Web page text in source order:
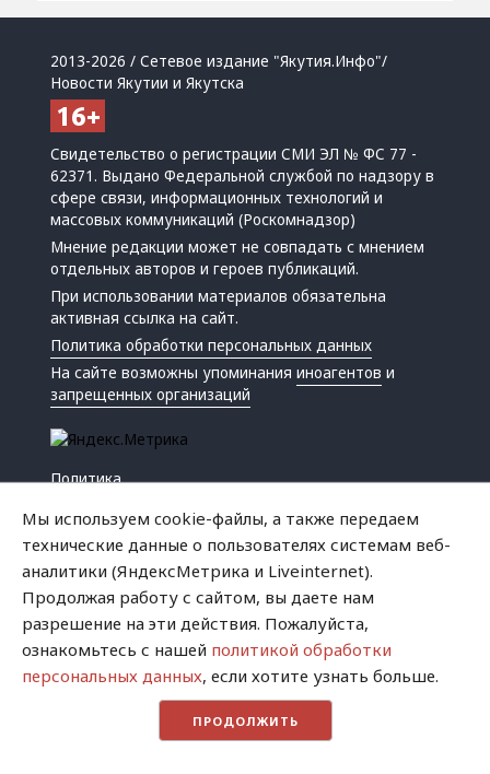
2013-2026 / Сетевое издание "Якутия.Инфо"/
Новости Якутии и Якутска
Свидетельство о регистрации СМИ ЭЛ № ФС 77 -
62371. Выдано Федеральной службой по надзору в
сфере связи, информационных технологий и
массовых коммуникаций (Роскомнадзор)
Мнение редакции может не совпадать с мнением
отдельных авторов и героев публикаций.
При использовании материалов обязательна
активная ссылка на сайт.
Политика обработки персональных данных
На сайте возможны упоминанияиноагентов и
запрещенных организаций
Политика
Криминал
Успех
Хватит это терпеть
Мы используем cookie-файлы, а также передаем
технические данные о пользователях системам веб-
аналитики (ЯндексМетрика и Liveinternet).
Продолжая работу с сайтом, вы даете нам
разрешение на эти действия. Пожалуйста,
ознакомьтесь с нашей политикой обработки
персональных данных, если хотите узнать больше.
ПРОДОЛЖИТЬ